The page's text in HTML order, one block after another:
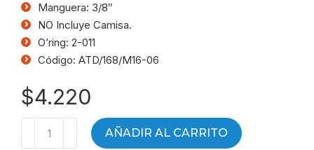
Manguera: 3/8″
NO Incluye Camisa.
O’ring: 2-011
Código: ATD/168/M16-06
$4.220
AÑADIR AL CARRITO